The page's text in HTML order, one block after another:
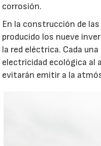
corrosión.
En la construcción de
producido los nueve
la red eléctrica. Cada
electricidad ecológica al
evitarán emitir a la